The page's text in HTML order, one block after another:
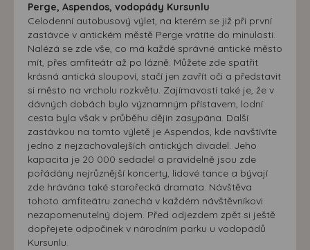
Perge, Aspendos, vodopády Kursunlu
Celodenní autobusový výlet, na kterém se již při první
zastávce v antickém městě Perge vrátíte do minulosti.
Nalézá se zde vše, co má každé správné antické město
mít, přes amfiteátr až po lázně. Můžete zde spatřit
krásná antická sloupoví, stačí jen zavřít oči a představit
si město na vrcholu rozkvětu. Zajímavostí také je, že v
dávných dobách bylo významným přístavem, lodní
cesta byla však v průběhu dějin zasypána. Další
zastávkou na tomto výletě je Aspendos, kde navštívíte
jedno z nejzachovalejších antických divadel. Jeho
kapacita je 20 000 sedadel a pravidelně jsou zde
pořádány nejrůznější koncerty, lidové tance a bývají
zde hrávána také starořecká dramata. Návštěva
tohoto amfiteátru zanechá v každém návštěvníkovi
nezapomenutelný dojem. Před odjezdem zpět si ještě
dopřejete odpočinek v národním parku u vodopádů
Kursunlu.